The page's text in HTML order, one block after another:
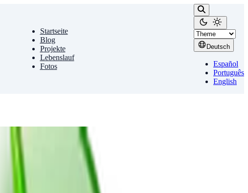
Startseite
Blog
Projekte
Lebenslauf
Fotos
Deutsch
Español
Português
English